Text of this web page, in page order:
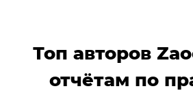
Топ авторов
отчётам по